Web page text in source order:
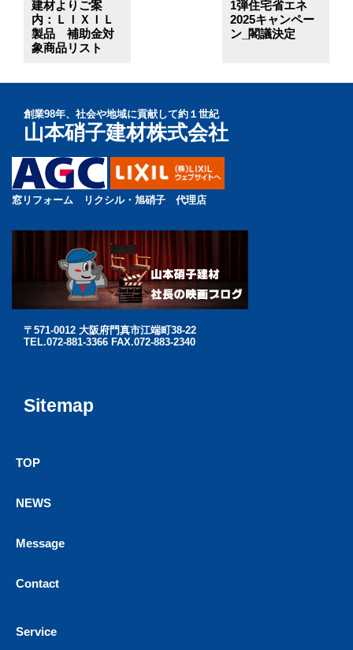
建材よりご案
内：ＬＩＸＩＬ
製品 補助金対
象商品リスト
1弾住宅省エネ
2025キャンペー
ン_閣議決定
創業98年、社会や地域に貢献して約１世紀
山本硝子建材株式会社
窓リフォーム リクシル・旭硝子 代理店
〒571-0012 大阪府門真市江端町38-22
TEL.072-881-3366 FAX.072-883-2340
Sitemap
TOP
NEWS
Message
Contact
Service